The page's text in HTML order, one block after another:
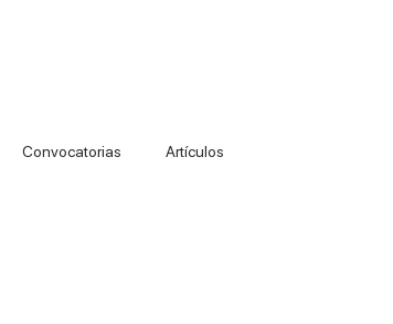
Convocatorias Artículos